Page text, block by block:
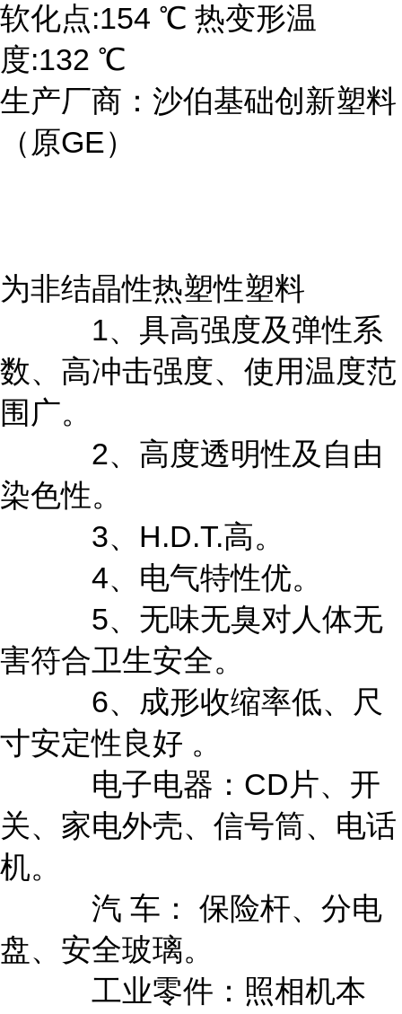
软化点:154 ℃ 热变形温
度:132 ℃
生产厂商：沙伯基础创新塑料
（原GE）
为非结晶性热塑性塑料
1、具高强度及弹性系
数、高冲击强度、使用温度范
围广。
2、高度透明性及自由
染色性。
3、H.D.T.高。
4、电气特性优。
5、无味无臭对人体无
害符合卫生安全。
6、成形收缩率低、尺
寸安定性良好 。
电子电器：CD片、开
关、家电外壳、信号筒、电话
机。
汽 车： 保险杆、分电
盘、安全玻璃。
工业零件：照相机本